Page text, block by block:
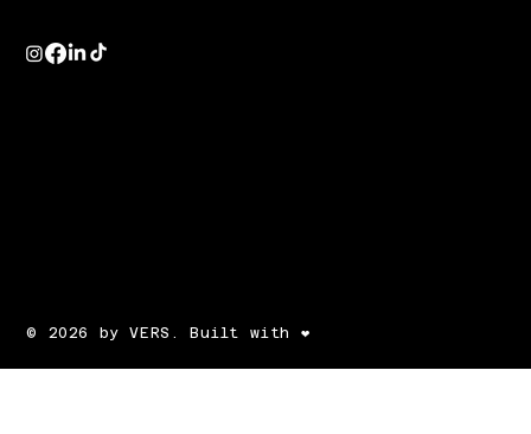
© 2026 by VERS. Built with ❤️